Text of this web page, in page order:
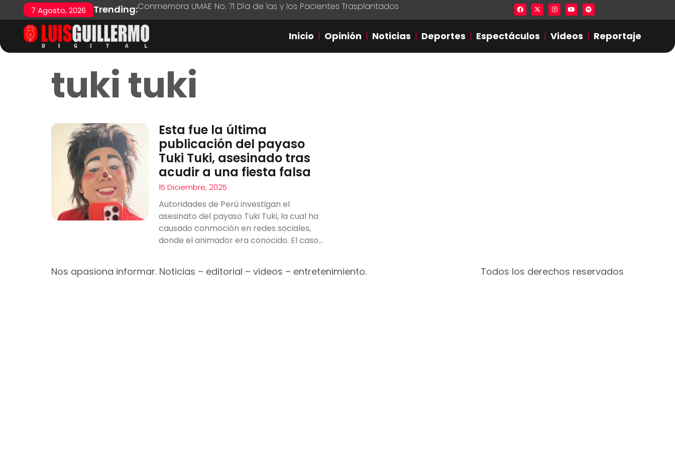
7 Agosto, 2026 Trending:Conmemora UMAE No. 71 Día de las y los Pacientes Trasplantados Lista en excel expone presuntas
Inicio Opinión Noticias Deportes Espectáculos Videos Reportaje
tuki tuki
Esta fue la última
publicación del payaso
Tuki Tuki, asesinado tras
acudir a una fiesta falsa
15 Diciembre, 2025
Autoridades de Perú investigan el
asesinato del payaso Tuki Tuki, la cual ha
causado conmoción en redes sociales,
donde el animador era conocido. El caso
Nos apasiona informar. Noticias – editorial – videos – entretenimiento. Todos los derechos reservados